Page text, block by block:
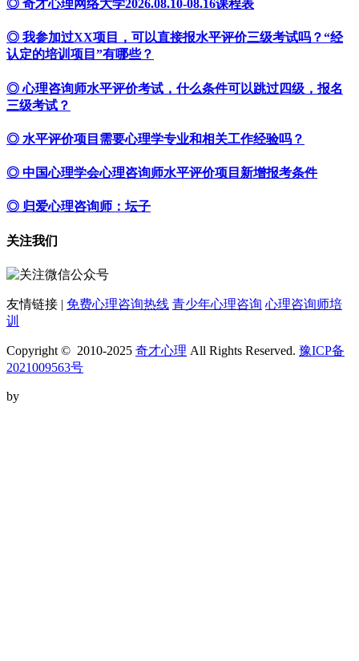
◎ 奇才心理网络大学2026.08.10-08.16课程表
◎ 我参加过XX项目，可以直接报水平评价三级考试吗？“经
认定的培训项目”有哪些？
◎ 心理咨询师水平评价考试，什么条件可以跳过四级，报名
三级考试？
◎ 水平评价项目需要心理学专业和相关工作经验吗？
◎ 中国心理学会心理咨询师水平评价项目新增报考条件
◎ 归爱心理咨询师：坛子
关注我们
友情链接 | 免费心理咨询热线 青少年心理咨询 心理咨询师培
训
Copyright © 2010-2025 奇才心理 All Rights Reserved. 豫ICP备
2021009563号
by